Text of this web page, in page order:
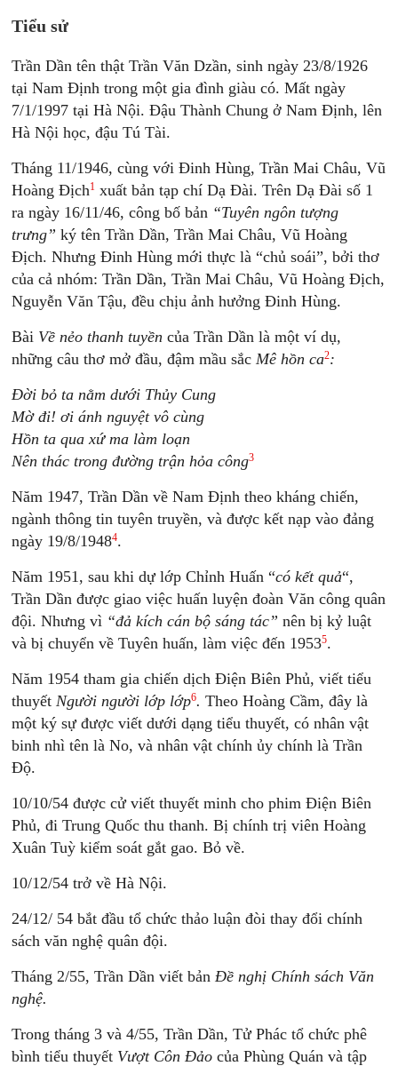
Tiểu sử
Trần Dần tên thật Trần Văn Dzần, sinh ngày 23/8/1926
tại Nam Định trong một gia đình giàu có. Mất ngày
7/1/1997 tại Hà Nội. Đậu Thành Chung ở Nam Định, lên
Hà Nội học, đậu Tú Tài.
Tháng 11/1946, cùng với Đinh Hùng, Trần Mai Châu, Vũ
Hoàng Địch1 xuất bản tạp chí Dạ Đài. Trên Dạ Đài số 1
ra ngày 16/11/46, công bố bản “Tuyên ngôn tượng
trưng” ký tên Trần Dần, Trần Mai Châu, Vũ Hoàng
Địch. Nhưng Đinh Hùng mới thực là “chủ soái”, bởi thơ
của cả nhóm: Trần Dần, Trần Mai Châu, Vũ Hoàng Địch,
Nguyễn Văn Tậu, đều chịu ảnh hưởng Đinh Hùng.
Bài Về nẻo thanh tuyền của Trần Dần là một ví dụ,
những câu thơ mở đầu, đậm mầu sắc Mê hồn ca2:
Đời bỏ ta nằm dưới Thủy Cung
Mờ đi! ơi ánh nguyệt vô cùng
Hồn ta qua xứ ma làm loạn
Nên thác trong đường trận hỏa công3
Năm 1947, Trần Dần về Nam Định theo kháng chiến,
ngành thông tin tuyên truyền, và được kết nạp vào đảng
ngày 19/8/19484.
Năm 1951, sau khi dự lớp Chỉnh Huấn “có kết quả“,
Trần Dần được giao việc huấn luyện đoàn Văn công quân
đội. Nhưng vì “đả kích cán bộ sáng tác” nên bị kỷ luật
và bị chuyển về Tuyên huấn, làm việc đến 19535.
Năm 1954 tham gia chiến dịch Điện Biên Phủ, viết tiểu
thuyết Người người lớp lớp6. Theo Hoàng Cầm, đây là
một ký sự được viết dưới dạng tiểu thuyết, có nhân vật
binh nhì tên là No, và nhân vật chính ủy chính là Trần
Độ.
10/10/54 được cử viết thuyết minh cho phim Điện Biên
Phủ, đi Trung Quốc thu thanh. Bị chính trị viên Hoàng
Xuân Tuỳ kiểm soát gắt gao. Bỏ về.
10/12/54 trở về Hà Nội.
24/12/ 54 bắt đầu tổ chức thảo luận đòi thay đổi chính
sách văn nghệ quân đội.
Tháng 2/55, Trần Dần viết bảnĐề nghị Chính sách Văn
nghệ.
Trong tháng 3 và 4/55, Trần Dần, Tử Phác tổ chức phê
bình tiểu thuyết Vượt Côn Đảo của Phùng Quán và tập